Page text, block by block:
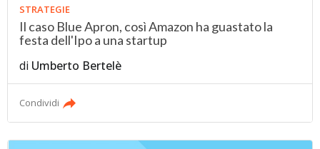
STRATEGIE
Il caso Blue Apron, così Amazon ha guastato la
festa dell'Ipo a una startup
di Umberto Bertelè
Condividi